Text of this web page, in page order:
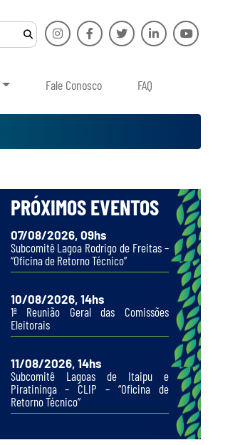
Fale Conosco FAQ
PRÓXIMOS EVENTOS
07/08/2026, 09hs
Subcomitê Lagoa Rodrigo de Freitas –
“Oficina de Retorno Técnico”
10/08/2026, 14hs
1ª Reunião Geral das Comissões
Eleitorais
11/08/2026, 14hs
Subcomitê Lagoas de Itaipu e
Piratininga – CLIP – “Oficina de
Retorno Técnico”